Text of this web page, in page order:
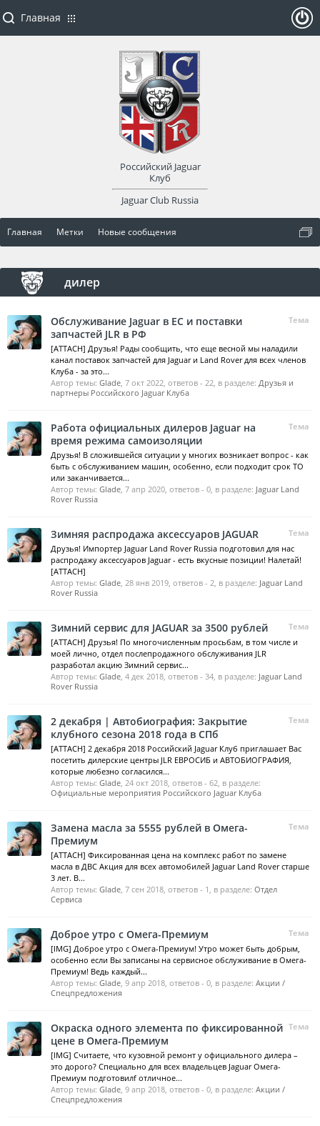
Главная Метки Новые сообщения
дилер
Тема
Обслуживание Jaguar в ЕС и поставки
запчастей JLR в РФ
[ATTACH] Друзья! Рады сообщить, что еще весной мы наладили
канал поставок запчастей для Jaguar и Land Rover для всех членов
Клуба - за это...
Автор темы: Glade, 7 окт 2022, ответов - 22, в разделе: Друзья и
партнеры Российского Jaguar Клуба
Тема
Работа официальных дилеров Jaguar на
время режима самоизоляции
Друзья! В сложившейся ситуации у многих возникает вопрос - как
быть с обслуживанием машин, особенно, если подходит срок ТО
или заканчивается...
Автор темы: Glade, 7 апр 2020, ответов - 0, в разделе: Jaguar Land
Rover Russia
Тема
Зимняя распродажа аксессуаров JAGUAR
Друзья! Импортер Jaguar Land Rover Russia подготовил для нас
распродажу аксессуаров Jaguar - есть вкусные позиции! Налетай!
[ATTACH]
Автор темы: Glade, 28 янв 2019, ответов - 2, в разделе: Jaguar Land
Rover Russia
Тема
Зимний сервис для JAGUAR за 3500 рублей
[ATTACH] Друзья! По многочисленным просьбам, в том числе и
моей лично, отдел послепродажного обслуживания JLR
разработал акцию Зимний сервис...
Автор темы: Glade, 4 дек 2018, ответов - 34, в разделе: Jaguar Land
Rover Russia
Тема
2 декабря | Автобиография: Закрытие
клубного сезона 2018 года в СПб
[ATTACH] 2 декабря 2018 Российский Jaguar Клуб приглашает Вас
посетить дилерские центры JLR ЕВРОСИБ и АВТОБИОГРАФИЯ,
которые любезно согласился...
Автор темы: Glade, 24 окт 2018, ответов - 62, в разделе:
Официальные мероприятия Российского Jaguar Клуба
Тема
Замена масла за 5555 рублей в Омега-
Премиум
[ATTACH] Фиксированная цена на комплекс работ по замене
масла в ДВС Акция для всех автомобилей Jaguar Land Rover старше
3 лет. В...
Автор темы: Glade, 7 сен 2018, ответов - 1, в разделе: Отдел
Сервиса
Тема
Доброе утро с Омега-Премиум
[IMG] Доброе утро с Омега-Премиум! Утро может быть добрым,
особенно если Вы записаны на сервисное обслуживание в Омега-
Премиум! Ведь каждый...
Автор темы: Glade, 9 апр 2018, ответов - 0, в разделе: Акции /
Спецпредложения
Тема
Окраска одного элемента по фиксированной
цене в Омега-Премиум
[IMG] Считаете, что кузовной ремонт у официального дилера –
это дорого? Специально для всех владельцев Jaguar Омега-
Премиум подготовилf отличное...
Автор темы: Glade, 9 апр 2018, ответов - 0, в разделе: Акции /
Спецпредложения
Главная
Российский Jaguar
Клуб
Jaguar Club Russia
оват